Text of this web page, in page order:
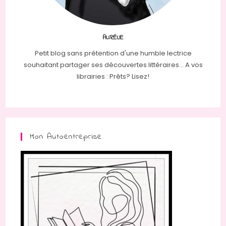
AURÉLIE
Petit blog sans prétention d'une humble lectrice
souhaitant partager ses découvertes littéraires... A vos
librairies : Prêts? Lisez!
Mon Autoentreprise